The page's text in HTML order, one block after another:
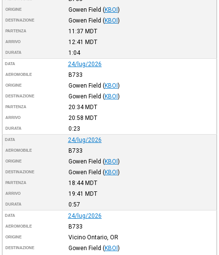
ORIGINE Gowen Field (KBOI )
DESTINAZIONE Gowen Field (KBOI )
PARTENZA 11:37 MDT
ARRIVO 12:41 MDT
DURATA 1:04
DATA 24/lug/2026
AEROMOBILE B733
ORIGINE Gowen Field (KBOI )
DESTINAZIONE Gowen Field (KBOI )
PARTENZA 20:34 MDT
ARRIVO 20:58 MDT
DURATA 0:23
DATA 24/lug/2026
AEROMOBILE B733
ORIGINE Gowen Field (KBOI )
DESTINAZIONE Gowen Field (KBOI )
PARTENZA 18:44 MDT
ARRIVO 19:41 MDT
DURATA 0:57
DATA 24/lug/2026
AEROMOBILE B733
ORIGINE Vicino Ontario, OR
DESTINAZIONE Gowen Field (KBOI )